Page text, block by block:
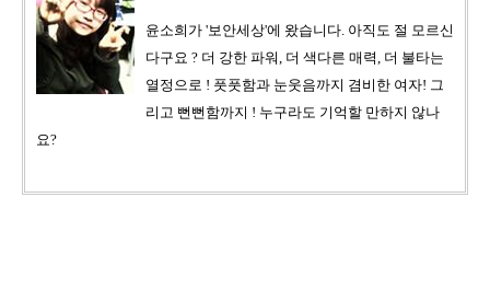
윤소희가 '보안세상'에 왔습니다. 아직도 절 모르신
다구요 ? 더 강한 파워, 더 색다른 매력, 더 불타는
열정으로 ! 풋풋함과 눈웃음까지 겸비한 여자! 그
리고 뻔뻔함까지 ! 누구라도 기억할 만하지 않나
요?